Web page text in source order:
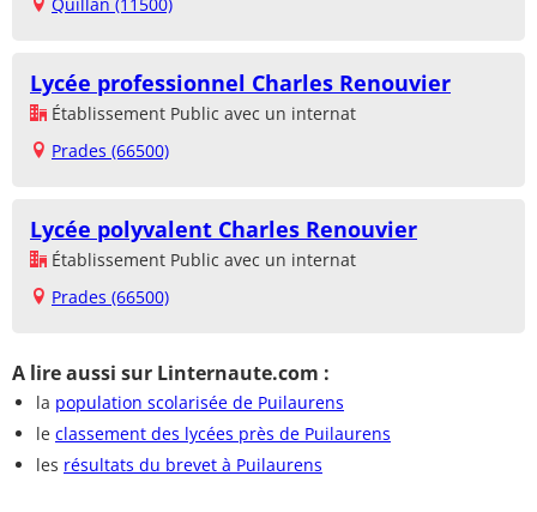
Quillan (11500)
Lycée professionnel Charles Renouvier
Établissement Public avec un internat
Prades (66500)
Lycée polyvalent Charles Renouvier
Établissement Public avec un internat
Prades (66500)
A lire aussi sur Linternaute.com :
la population scolarisée de Puilaurens
le classement des lycées près de Puilaurens
les résultats du brevet à Puilaurens